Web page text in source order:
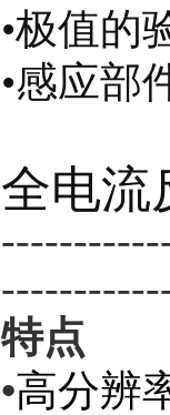
•极值的
•感应部
全电流
特点
•高分辨